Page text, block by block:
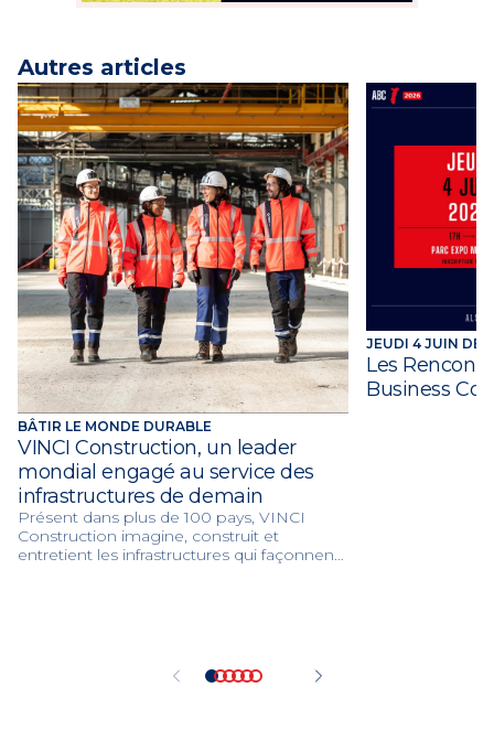
Autres articles
BÂTIR LE MONDE DURABLE
VINCI Construction, un leader
mondial engagé au service des
infrastructures de demain
Présent dans plus de 100 pays, VINCI
Construction imagine, construit et
entretient les infrastructures qui façonnent
transition environnementale.
JEUDI 4 JUIN DE
Les
Business